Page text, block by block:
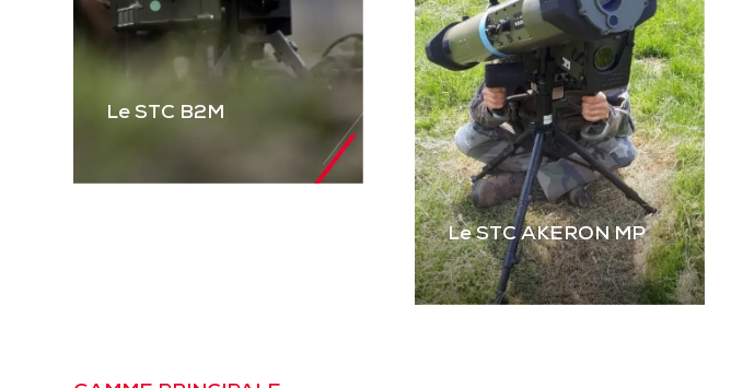
Le STC B2M
Le STC AKERON MP